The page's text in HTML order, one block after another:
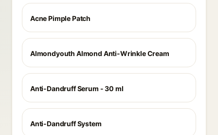
Acne Pimple Patch
Almondyouth Almond Anti-Wrinkle Cream
Anti-Dandruff Serum - 30 ml
Anti-Dandruff System